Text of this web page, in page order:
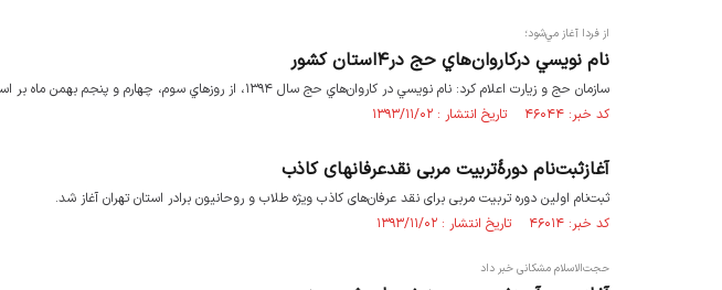
از فردا آغاز مي‌شود؛
نام نويسي دركاروان‌هاي حج در۴استان كشور
سازمان حج و زيارت اعلام كرد: نام نويسي در كاروان‌هاي حج سال ۱۳۹۴، از روزهاي سوم، چهارم و پنجم بهمن ماه بر اساس استان محل سكونت زايران آغاز خواهد شد.
کد خبر: ۴۶۰۴۴ تاریخ انتشار : ۱۳۹۳/۱۱/۰۲
آغازثبت‌نام دورۀتربیت مربی نقدعرفانهای کاذب
ثبت‌نام اولین دوره تربیت مربی برای نقد عرفان‌های کاذب ویژه طلاب و روحانیون برادر استان تهران آغاز شد.
کد خبر: ۴۶۰۱۴ تاریخ انتشار : ۱۳۹۳/۱۱/۰۲
حجت‌الاسلام مشکانی خبر داد